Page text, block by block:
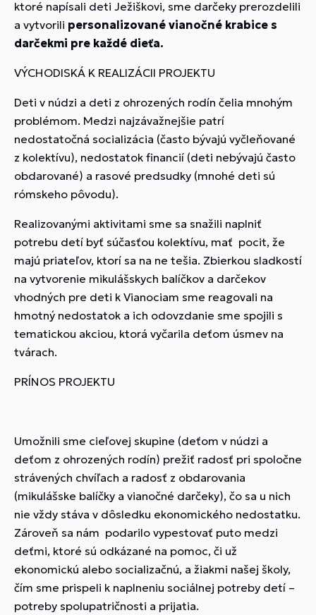
ktoré napísali deti Ježiškovi, sme darčeky prerozdelili
a vytvorili personalizované vianočné krabice s
darčekmi pre každé dieťa.
VÝCHODISKÁ K REALIZÁCII PROJEKTU
Deti v núdzi a deti z ohrozených rodín čelia mnohým
problémom. Medzi najzávažnejšie patrí
nedostatočná socializácia (často bývajú vyčleňované
z kolektívu), nedostatok financií (deti nebývajú často
obdarované) a rasové predsudky (mnohé deti sú
rómskeho pôvodu).
Realizovanými aktivitami sme sa snažili naplniť
potrebu detí byť súčasťou kolektívu, mať pocit, že
majú priateľov, ktorí sa na ne tešia. Zbierkou sladkostí
na vytvorenie mikulášskych balíčkov a darčekov
vhodných pre deti k Vianociam sme reagovali na
hmotný nedostatok a ich odovzdanie sme spojili s
tematickou akciou, ktorá vyčarila deťom úsmev na
tvárach.
PRÍNOS PROJEKTU
Umožnili sme cieľovej skupine (deťom v núdzi a
deťom z ohrozených rodín) prežiť radosť pri spoločne
strávených chvíľach a radosť z obdarovania
(mikulášske balíčky a vianočné darčeky), čo sa u nich
nie vždy stáva v dôsledku ekonomického nedostatku.
Zároveň sa nám podarilo vypestovať puto medzi
deťmi, ktoré sú odkázané na pomoc, či už
ekonomickú alebo socializačnú, a žiakmi našej školy,
čím sme prispeli k naplneniu sociálnej potreby detí –
potreby spolupatričnosti a prijatia.